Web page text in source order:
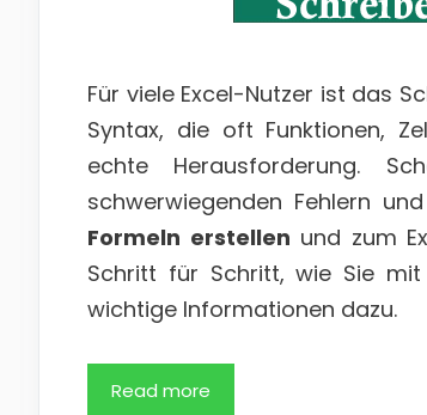
Für viele Excel-Nutzer ist das
Syntax, die oft Funktionen,
echte Herausforderung.
schwerwiegenden Fehlern
Formeln erstellen und zum
Schritt für Schritt, wie Sie mit
wichtige Informationen dazu.
Read more